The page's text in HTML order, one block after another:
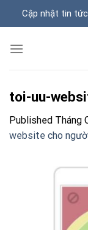
Cập nhật tin
toi-uu-
Published Tháng
website cho